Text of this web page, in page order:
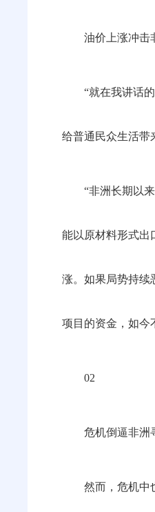
油价上涨冲击
“就在我讲话
给普通民众生活带
“非洲长期以
能以原材料形式出
涨。如果局势持
项目的资金，如今
02
危机倒逼非洲
然而，危机中